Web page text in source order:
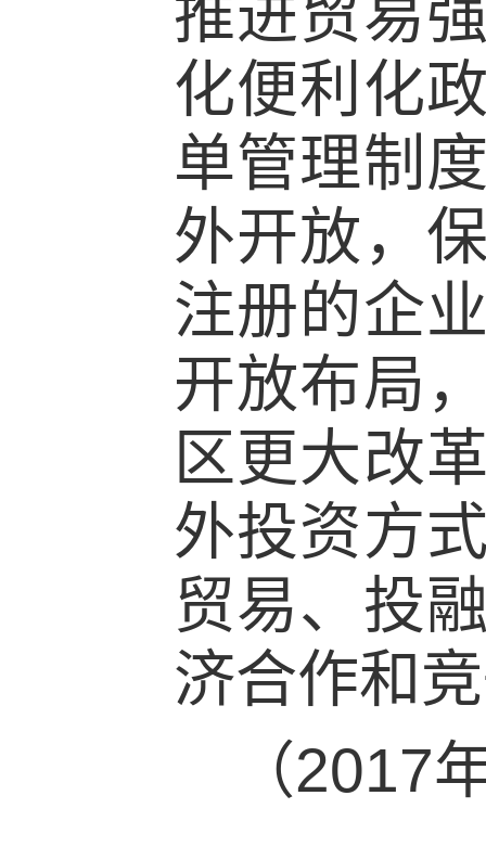
推进贸易
化便利化
单管理制
外开放，
注册的企
开放布局
区更大改
外投资方
贸易、投
济合作和
（2017